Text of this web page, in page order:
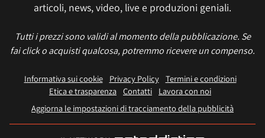
articoli, news, video, live e produzioni geniali.
Tutti i prezzi sono validi al momento della pubblicazione. Se
fai click o acquisti qualcosa, potremmo ricevere un compenso.
Informativa sui cookie Privacy Policy
Termini e condizioni
Etica e trasparenza Contatti
Lavora con noi
Aggiorna le impostazioni di tracciamento della pubblicità